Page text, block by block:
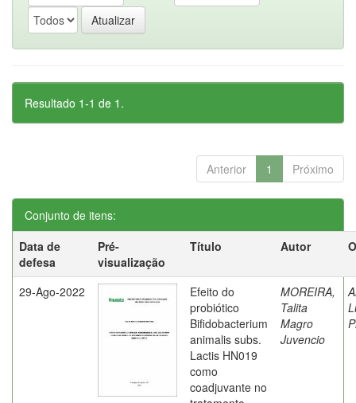
Resultado 1-1 de 1.
Anterior 1 Próximo
Conjunto de itens:
Data de
defesa
Pré-
visualização
Título Autor
29-Ago-2022
Efeito do
probiótico
Bifidobacterium
animalis subs.
Lactis HN019
como
coadjuvante no
MOREIRA,
Talita
Magro
Juvencio